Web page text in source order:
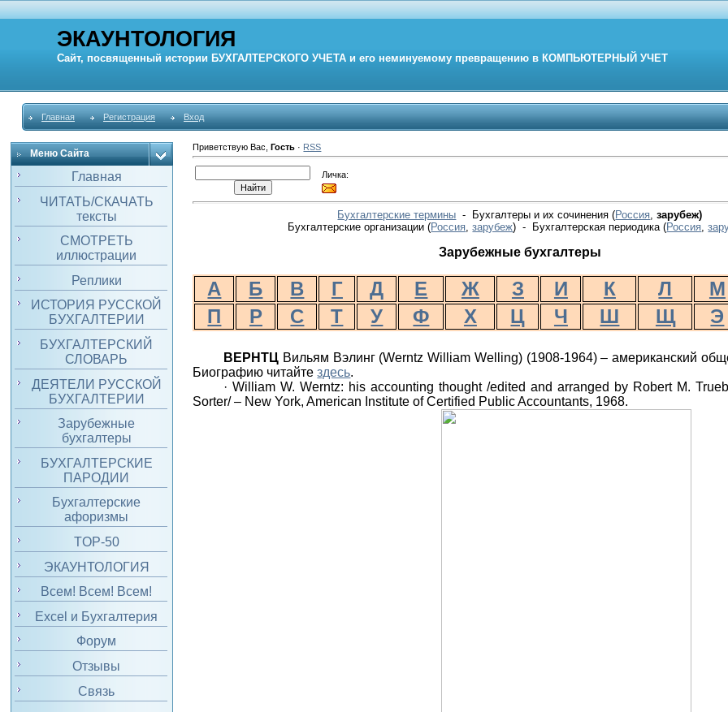
ЭКАУНТОЛОГИЯ
Сайт, посвященный истории БУХГАЛТЕРСКОГО УЧЕТА и его неминуемому превращению в КОМПЬЮТЕРНЫЙ УЧЕТ
Главная Регистрация Вход
Меню Сайта
Главная
ЧИТАТЬ/СКАЧАТЬ
тексты
СМОТРЕТЬ
иллюстрации
Реплики
ИСТОРИЯ РУССКОЙ
БУХГАЛТЕРИИ
БУХГАЛТЕРСКИЙ
СЛОВАРЬ
ДЕЯТЕЛИ РУССКОЙ
БУХГАЛТЕРИИ
Зарубежные
бухгалтеры
БУХГАЛТЕРСКИЕ
ПАРОДИИ
Бухгалтерские
афоризмы
TOP-50
ЭКАУНТОЛОГИЯ
Всем! Всем! Всем!
Excel и Бухгалтерия
Форум
Отзывы
Связь
Приветствую Вас ,Гость · RSS
Личка:
Бухгалтерские термины - Бухгалтеры и их сочинения (Россия ,зарубеж)
Бухгалтерские организации (Россия ,зарубеж) - Бухгалтерская периодика(Россия ,
Зарубежные бухгалтеры
А Б В Г Д Е Ж З И К Л М
П
Р С Т У Ф Х Ц Ч Ш Щ Э
ВЕРНТЦ Вильям Вэлинг (Werntz William Welling) (1908-1964) – американский
Биографию читайтездесь.
· William W. Werntz: his accounting thought /edited and arranged by Robert M.
Sorter/ – New York, American Institute of Certified Public Accountants, 1968.